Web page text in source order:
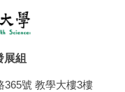
展組
365號 教學大樓3樓